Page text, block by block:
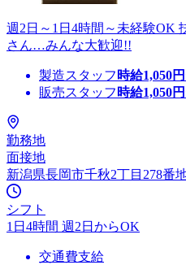
週2日～1日4時間～未経験OK
さん…みんな大歓迎!!
製造スタッフ 時給1,050
販売スタッフ 時給1,050
勤務地
面接地
新潟県長岡市千秋2丁目278番
シフト
1日4時間 週2日からOK
交通費支給